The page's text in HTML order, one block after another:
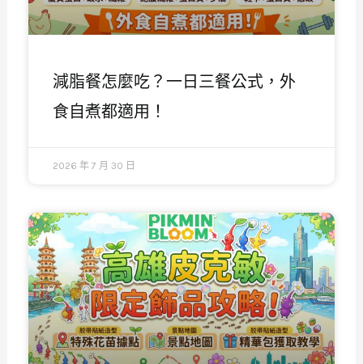
減脂餐怎麼吃？一日三餐公式，外
食自煮都適用！
2026 年 7 月 30 日